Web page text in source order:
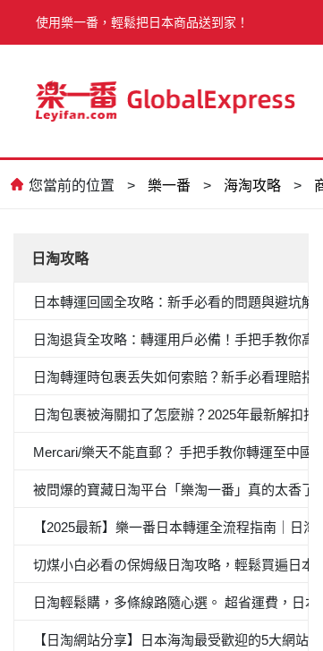
使用樂一番，輕鬆把日本商品送到家！
您當前的位置 > 樂一番 > 海淘攻略 >
日淘攻略
日本轉運回國全攻略：新手必看的問題與避坑解答
日淘退貨全攻略：轉運用戶必備！手把手教你高
日淘轉運時包裹丢失如何索賠？新手必看理賠指
日淘包裹被海關扣了怎麼辦？2025年最新解扣指
Mercari/樂天不能直郵？ 手把手教你轉運至中國全
被問爆的寶藏日淘平台「樂淘一番」真的太香了
【2025最新】樂一番日本轉運全流程指南｜日淘
切煤小白必看の保姆級日淘攻略，輕鬆買遍日本
日淘輕鬆購，多條線路隨心選。 超省運費，日本
【日淘網站分享】日本海淘最受歡迎的5大網站